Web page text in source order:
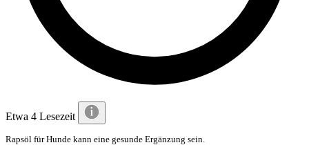
Etwa 4 Lesezeit
Rapsöl für Hunde kann eine gesunde Ergänzung sein.